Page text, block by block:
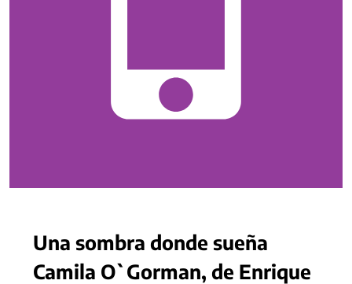
Una sombra donde sueña
Camila O`Gorman, de Enrique